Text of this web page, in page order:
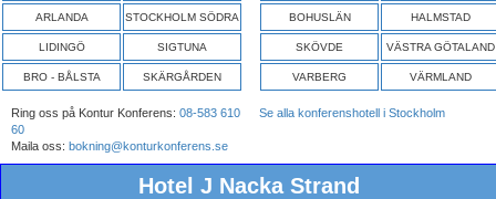
ARLANDA STOCKHOLM SÖDRA
LIDINGÖ SIGTUNA
BRO - BÅLSTA SKÄRGÅRDEN
BOHUSLÄN HALMSTAD
SKÖVDE VÄSTRA GÖTALAND
VARBERG VÄRMLAND
Ring oss på Kontur Konferens: 08-583 610
60
Maila oss: bokning@konturkonferens.se
Se alla konferenshotell i Stockholm
Hotel J Nacka Strand